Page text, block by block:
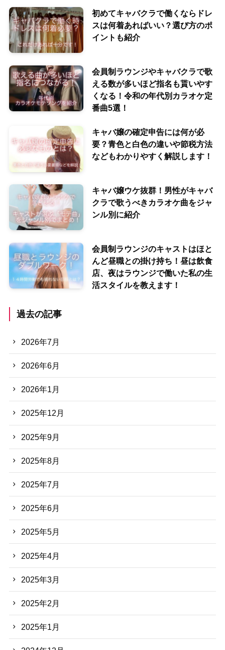
初めてキャバクラで働くならドレ
スは何着あればいい？選び方のポ
イントも紹介
会員制ラウンジやキャバクラで歌
える数が多いほど指名も貰いやす
くなる！令和の年代別カラオケ定
番曲5選！
キャバ嬢の確定申告には何が必
要？青色と白色の違いや節税方法
などもわかりやすく解説します！
キャバ嬢ウケ抜群！男性がキャバ
クラで歌うべきカラオケ曲をジャ
ンル別に紹介
会員制ラウンジのキャストはほと
んど昼職との掛け持ち！昼は飲食
店、夜はラウンジで働いた私の生
活スタイルを教えます！
過去の記事
2026年7月
2026年6月
2026年1月
2025年12月
2025年9月
2025年8月
2025年7月
2025年6月
2025年5月
2025年4月
2025年3月
2025年2月
2025年1月